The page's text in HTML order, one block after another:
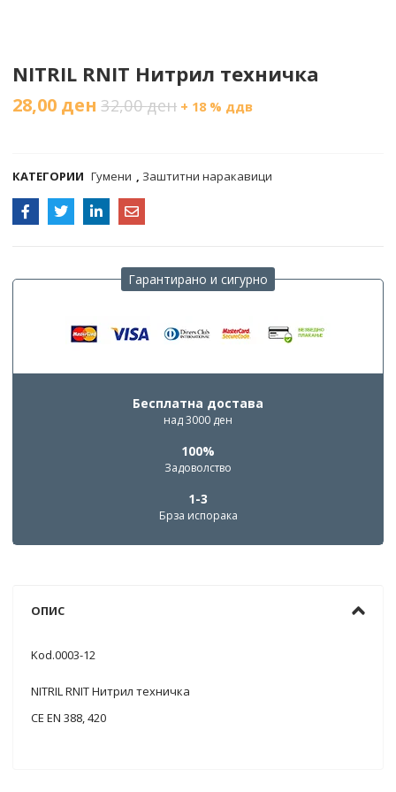
NITRIL RNIT Нитрил техничка
28,00 ден 32,00ден + 18 % ддв
КАТЕГОРИИ Гумени , Заштитни наракавици
Гарантирано и сигурно
Бесплатна достава
над 3000 ден
100%
Задоволство
1-3
Брза испорака
ОПИС
Kod.0003-12
NITRIL RNIT Нитрил техничка
CE EN 388, 420